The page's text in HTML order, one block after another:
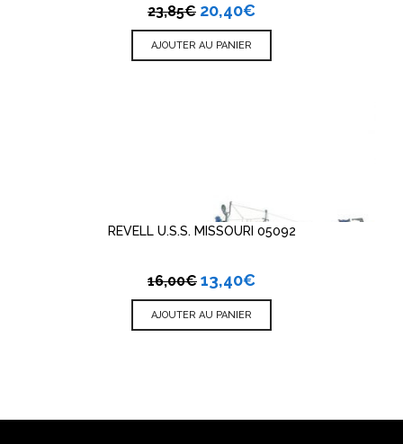
23,85€ 20,40€
AJOUTER AU PANIER
REVELL U.S.S. MISSOURI 05092
16,00€ 13,40€
AJOUTER AU PANIER